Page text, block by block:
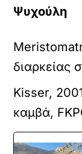
Ψυχούλη
διαρκείας
Kisser,
καμβά,